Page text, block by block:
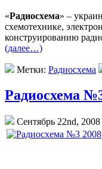
«Радиосхема» –
схемотехнике,
конструированию
(далее…)
Метки: Радиосхема
Радиосхема
Сентябрь 22nd, 2008